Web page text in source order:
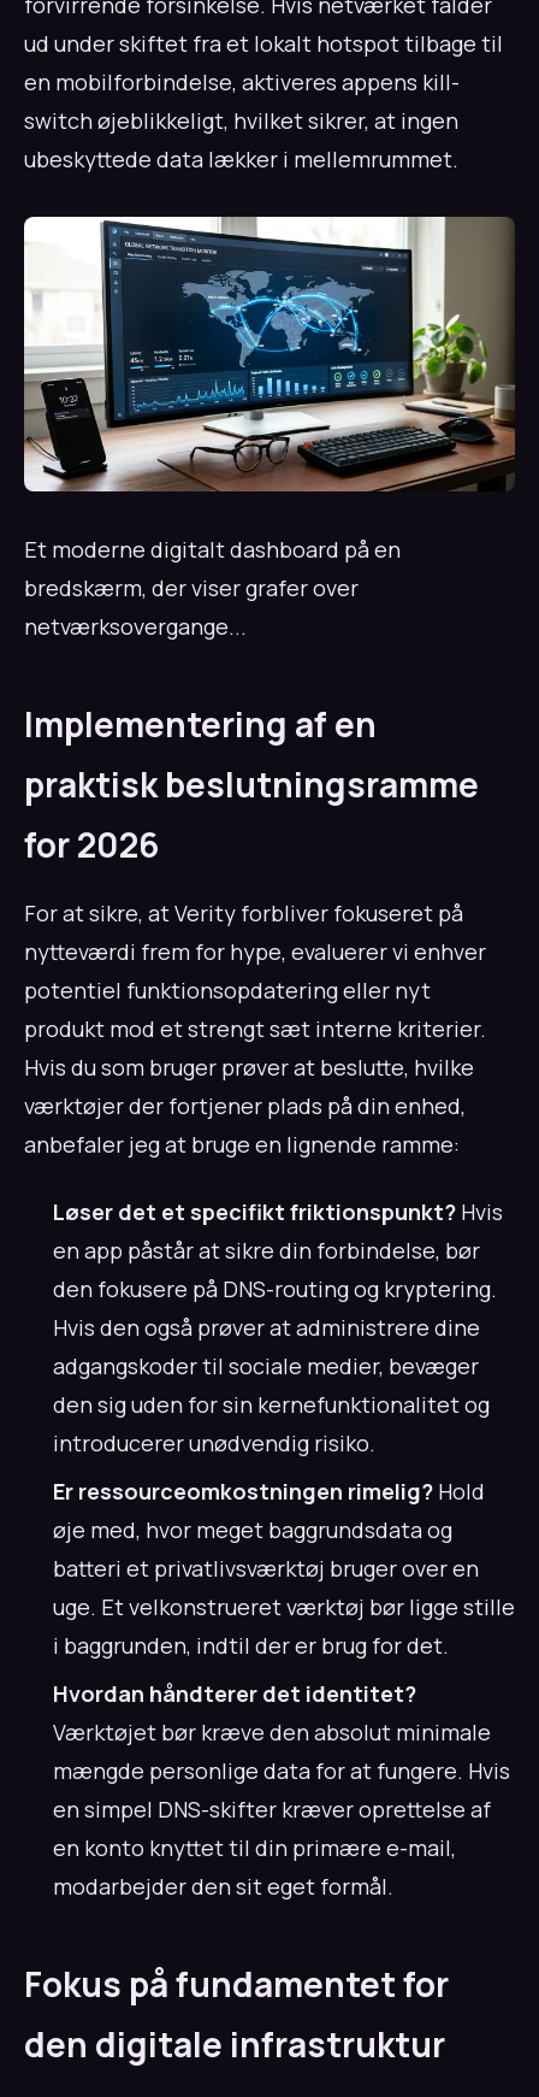
ud under skiftet fra et lokalt hotspot tilbage til
en mobilforbindelse, aktiveres appens kill-
switch øjeblikkeligt, hvilket sikrer, at ingen
ubeskyttede data lækker i mellemrummet.
Et moderne digitalt dashboard på en
bredskærm, der viser grafer over
netværksovergange...
Implementering af en
praktisk beslutningsramme
for 2026
For at sikre, at Verity forbliver fokuseret på
nytteværdi frem for hype, evaluerer vi enhver
potentiel funktionsopdatering eller nyt
produkt mod et strengt sæt interne kriterier.
Hvis du som bruger prøver at beslutte, hvilke
værktøjer der fortjener plads på din enhed,
anbefaler jeg at bruge en lignende ramme:
Løser det et specifikt friktionspunkt? Hvis
en app påstår at sikre din forbindelse, bør
den fokusere på DNS-routing og kryptering.
Hvis den også prøver at administrere dine
adgangskoder til sociale medier, bevæger
den sig uden for sin kernefunktionalitet og
introducerer unødvendig risiko.
Er ressourceomkostningen rimelig? Hold
øje med, hvor meget baggrundsdata og
batteri et privatlivsværktøj bruger over en
uge. Et velkonstrueret værktøj bør ligge stille
i baggrunden, indtil der er brug for det.
Hvordan håndterer det identitet?
Værktøjet bør kræve den absolut minimale
mængde personlige data for at fungere. Hvis
en simpel DNS-skifter kræver oprettelse af
en konto knyttet til din primære e-mail,
modarbejder den sit eget formål.
Fokus på fundamentet for
den digitale infrastruktur